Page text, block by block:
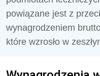
powiązane jest z
wynagrodzeniem
które wzrosło w